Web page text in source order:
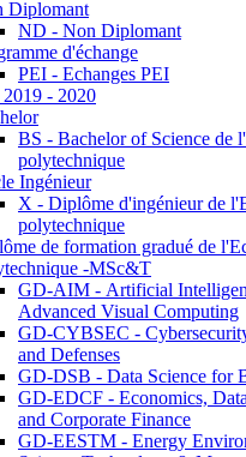
Diplomant
ND - Non Diplomant
d'échange
PEI - Echanges PEI
- 2020
BS - Bachelor of Science de
polytechnique
Ingénieur
X - Diplôme d'ingénieur de
polytechnique
de formation gradué de
-MSc&T
GD-AIM - Artificial
Advanced Visual Computing
GD-CYBSEC -
and Defenses
GD-DSB - Data Science for
GD-EDCF - Economics,
and Corporate Finance
GD-EESTM - Energy